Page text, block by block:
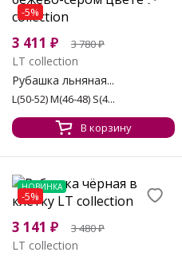
-5%
3 411 ₽ 3 780₽
LT collection
Рубашка льняная...
L(50-52) M(46-48) S(4...
В корзину
НОВИНКА
-5%
3 141 ₽ 3 480₽
LT collection